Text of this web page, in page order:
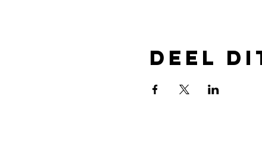
Deel